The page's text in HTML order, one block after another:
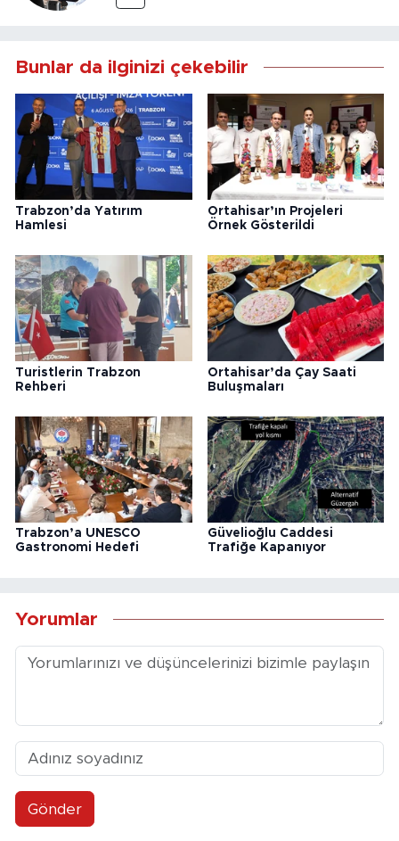
Bunlar da ilginizi çekebilir
Trabzon’da Yatırım
Hamlesi
Ortahisar’ın Projeleri
Örnek Gösterildi
Turistlerin Trabzon
Rehberi
Ortahisar’da Çay Saati
Buluşmaları
Trabzon’a UNESCO
Gastronomi Hedefi
Güvelioğlu Caddesi
Trafiğe Kapanıyor
Yorumlar
Gönder